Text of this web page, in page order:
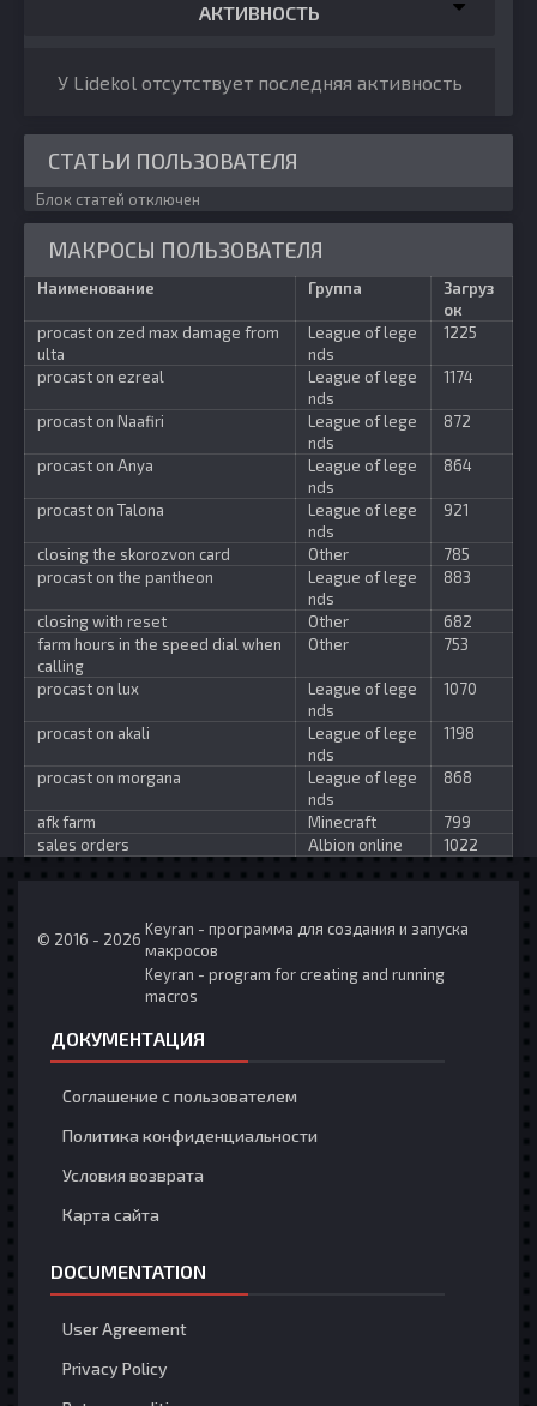
АКТИВНОСТЬ
У Lidekol отсутствует последняя активность
СТАТЬИ ПОЛЬЗОВАТЕЛЯ
Блок статей отключен
МАКРОСЫ ПОЛЬЗОВАТЕЛЯ
Наименование Группа
Загруз
ок
procast on zed max damage from
ulta
League of lege
nds
1225
procast on ezreal
League of lege
nds
1174
procast on Naafiri
League of lege
nds
872
procast on Anya
League of lege
nds
864
procast on Talona
League of lege
nds
921
closing the skorozvon card Other
785
procast on the pantheon
League of lege
nds
883
closing with reset Other
682
farm hours in the speed dial when
calling
Other 753
procast on lux
League of lege
nds
1070
procast on akali
League of lege
nds
1198
procast on morgana
League of lege
nds
868
afk farm Minecraft
799
sales orders
Albion online 1022
© 2016 - 2026
Keyran - программа для создания и запуска
макросов
Keyran - program for creating and running
macros
ДОКУМЕНТАЦИЯ
Соглашение с пользователем
Политика конфиденциальности
Условия возврата
Карта сайта
DOCUMENTATION
User Agreement
Privacy Policy